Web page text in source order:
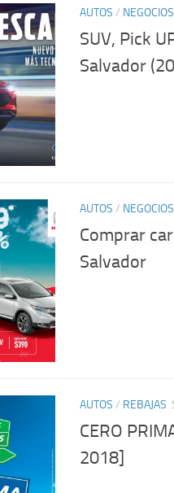
AUTOS / NEGOCIOS
SUV, Pick
Salvador
AUTOS / NEGOCIOS
Comprar
Salvador
AUTOS / REBAJAS
CERO
2018]